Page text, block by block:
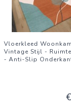
Vloerkleed
Vintage Stijl -
- Anti-Slip